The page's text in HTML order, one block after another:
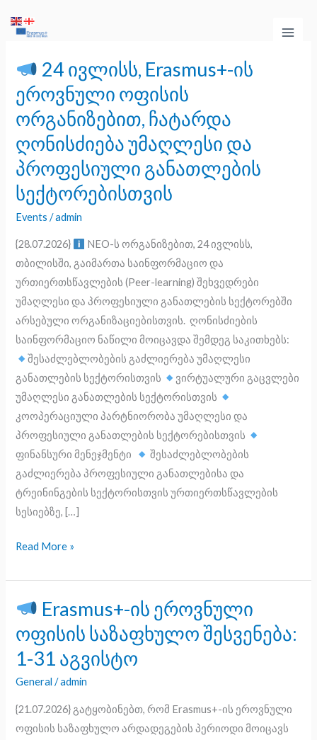
24 ივლისს, Erasmus+-ის
ეროვნული ოფისის
ორგანიზებით, ჩატარდა
ღონისძიება უმაღლესი და
პროფესიული განათლების
სექტორებისთვის
Events /admin
{28.07.2026}
NEO-ს ორგანიზებით, 24 ივლისს,
თბილისში, გაიმართა საინფორმაციო და
ურთიერთსწავლების (Peer-learning) შეხვედრები
უმაღლესი და პროფესიული განათლების სექტორებში
არსებული ორგანიზაციებისთვის. ღონისძიების
საინფორმაციო ნაწილი მოიცავდა შემდეგ საკითხებს:
შესაძლებლობების გაძლიერება უმაღლესი
განათლების სექტორისთვის
ვირტუალური გაცვლები
უმაღლესი განათლების სექტორისთვის
კოოპერაციული პარტნიორობა უმაღლესი და
პროფესიული განათლების სექტორებისთვის
ფინანსური მენეჯმენტი
შესაძლებლობების
გაძლიერება პროფესიული განათლებისა და
ტრეინინგების სექტორისთვის ურთიერთსწავლების
სესიებზე, […]
ივლისს,
Erasmus+-
ის
ეროვნული
ოფისის
ორგანიზებით,
ჩატარდა
ღონისძიება
უმაღლესი
და
პროფესიული
განათლების
სექტორებისთვის
Read More »
Erasmus+-ის ეროვნული
ოფისის საზაფხულო შესვენება:
1-31 აგვისტო
General /admin
{21.07.2026} გატყობინებთ, რომ Erasmus+-ის ეროვნული
ოფისის საზაფხულო არდადეგების პერიოდი მოიცავს
Erasmus+-
ის
ეროვნული
ოფისის